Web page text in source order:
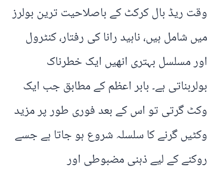
وقت ریڈ بال کرکٹ کے باصلاحیت ترین بولرز
میں شامل ہیں، ناہید رانا کی رفتار، کنٹرول
اور مسلسل بہتری انھیں ایک خطرناک
بولربناتی ہے۔ بابر اعظم کے مطابق جب ایک
وکٹ گرتی تو اس کے بعد فوری طور پر مزید
وکٹیں گرنے کا سلسلہ شروع ہو جاتا ہے جسے
روکنے کے لیے ذہنی مضبوطی اور